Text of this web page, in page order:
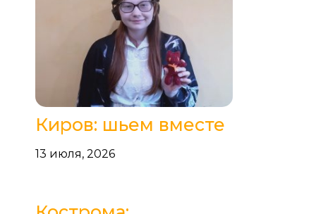
Киров: шьем вместе
13 июля, 2026